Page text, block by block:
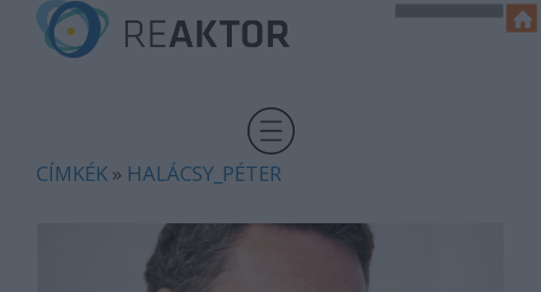
CÍMKÉK » HALÁCSY_PÉTER